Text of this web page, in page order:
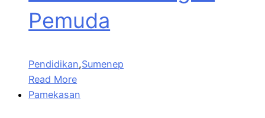
Pemuda
Pendidikan,Sumenep
Read More
Pamekasan